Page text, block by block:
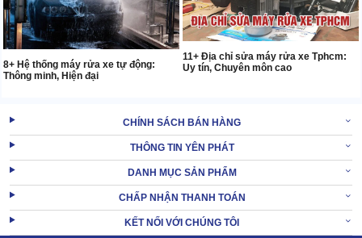
8+ Hệ thống máy rửa xe tự động:
Thông minh, Hiện đại
11+ Địa chỉ sửa máy rửa xe Tphcm:
Uy tín, Chuyên môn cao
CHÍNH SÁCH BÁN HÀNG
THÔNG TIN YÊN PHÁT
DANH MỤC SẢN PHẨM
CHẤP NHẬN THANH TOÁN
KẾT NỐI VỚI CHÚNG TÔI